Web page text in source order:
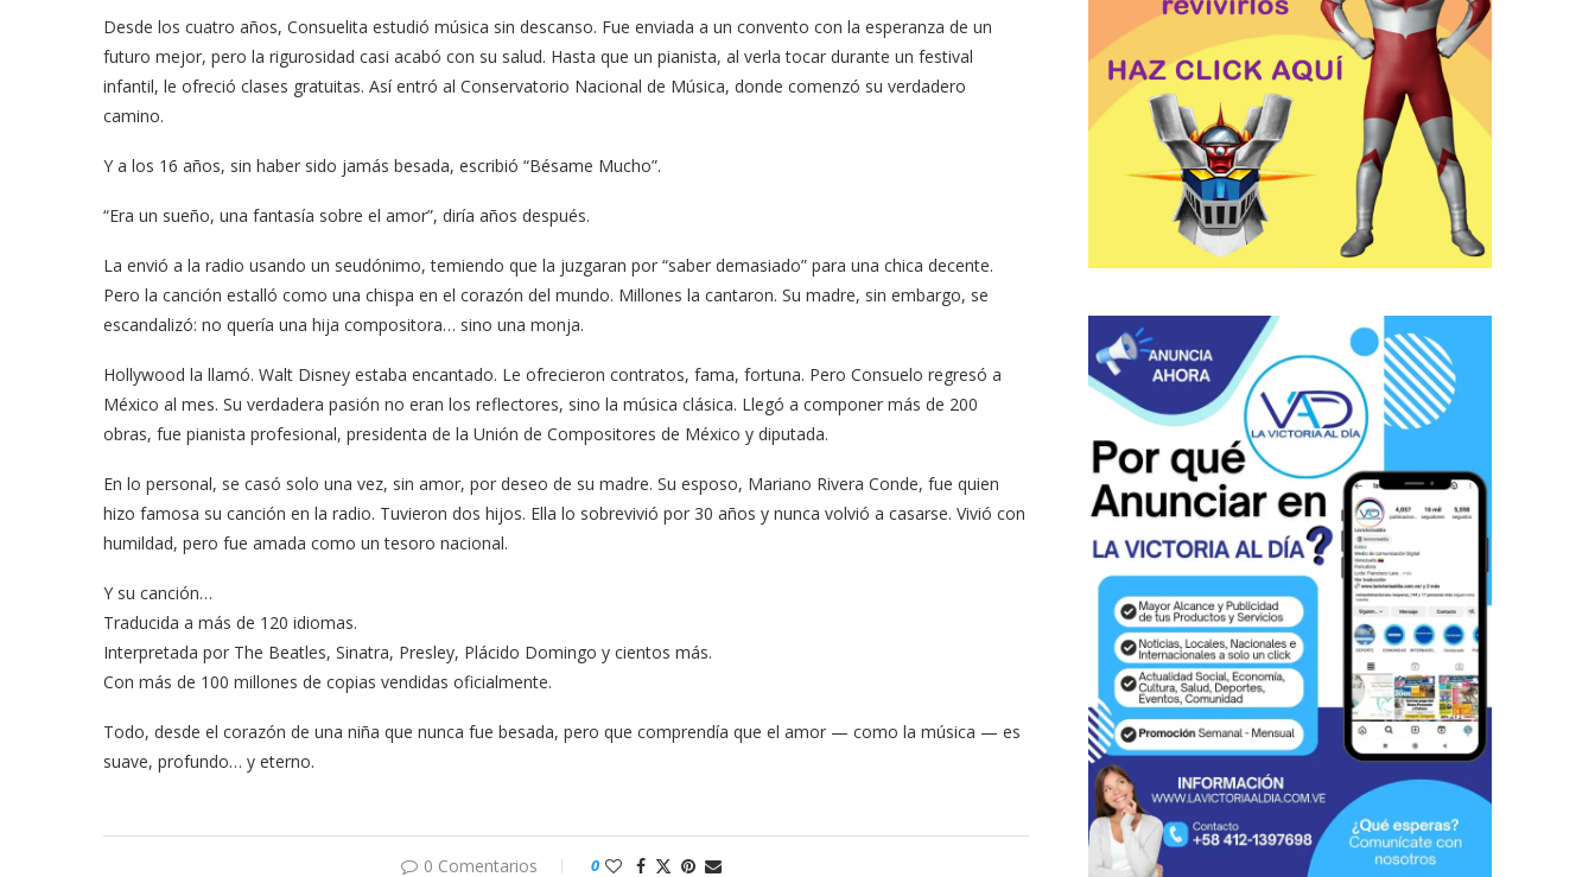
Desde los cuatro años, Consuelita estudió música sin descanso. Fue enviada a un convento con la esperanza de un
futuro mejor, pero la rigurosidad casi acabó con su salud. Hasta que un pianista, al verla tocar durante un festival
infantil, le ofreció clases gratuitas. Así entró al Conservatorio Nacional de Música, donde comenzó su verdadero
camino.
Y a los 16 años, sin haber sido jamás besada, escribió “Bésame Mucho”.
“Era un sueño, una fantasía sobre el amor”, diría años después.
La envió a la radio usando un seudónimo, temiendo que la juzgaran por “saber demasiado” para una chica decente.
Pero la canción estalló como una chispa en el corazón del mundo. Millones la cantaron. Su madre, sin embargo, se
escandalizó: no quería una hija compositora… sino una monja.
Hollywood la llamó. Walt Disney estaba encantado. Le ofrecieron contratos, fama, fortuna. Pero Consuelo regresó a
México al mes. Su verdadera pasión no eran los reflectores, sino la música clásica. Llegó a componer más de 200
obras, fue pianista profesional, presidenta de la Unión de Compositores de México y diputada.
En lo personal, se casó solo una vez, sin amor, por deseo de su madre. Su esposo, Mariano Rivera Conde, fue quien
hizo famosa su canción en la radio. Tuvieron dos hijos. Ella lo sobrevivió por 30 años y nunca volvió a casarse. Vivió con
humildad, pero fue amada como un tesoro nacional.
Y su canción…
Traducida a más de 120 idiomas.
Interpretada por The Beatles, Sinatra, Presley, Plácido Domingo y cientos más.
Con más de 100 millones de copias vendidas oficialmente.
Todo, desde el corazón de una niña que nunca fue besada, pero que comprendía que el amor — como la música — es
suave, profundo… y eterno.
0 Comentarios 0